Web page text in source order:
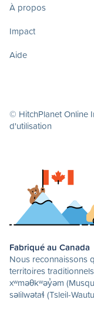
À propos
Impact
Aide
© HitchPlanet Online
d'utilisation
Fabriqué au Canada
Nous reconnaissons
territoires
xʷməθkʷəy̓əm
səlilwətaɬ (Tsleil-